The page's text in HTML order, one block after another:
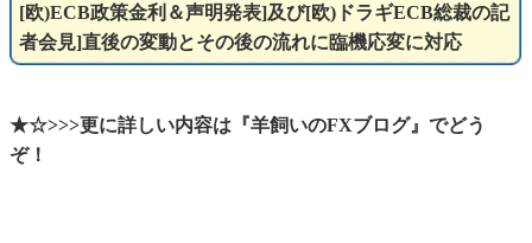
[欧)ECB政策金利＆声明発表]及び[欧)ドラギECB総裁の記
者会見]直後の変動とその後の流れに臨機応変に対応
★☆>>>更に詳しい内容は『羊飼いのFXブログ』でどう
ぞ！